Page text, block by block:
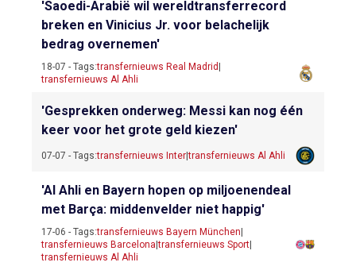
'Saoedi-Arabië wil wereldtransferrecord
breken en Vinicius Jr. voor belachelijk
bedrag overnemen'
18-07 - Tags:transfernieuws Real Madrid
transfernieuws Al Ahli
'Gesprekken onderweg: Messi kan nog één
keer voor het grote geld kiezen'
07-07 - Tags:transfernieuws Inter|transfernieuws Al Ahli
'Al Ahli en Bayern hopen op miljoenendeal
met Barça: middenvelder niet happig'
17-06 - Tags:transfernieuws Bayern München
transfernieuws Barcelona |transfernieuws Sport
transfernieuws Al Ahli